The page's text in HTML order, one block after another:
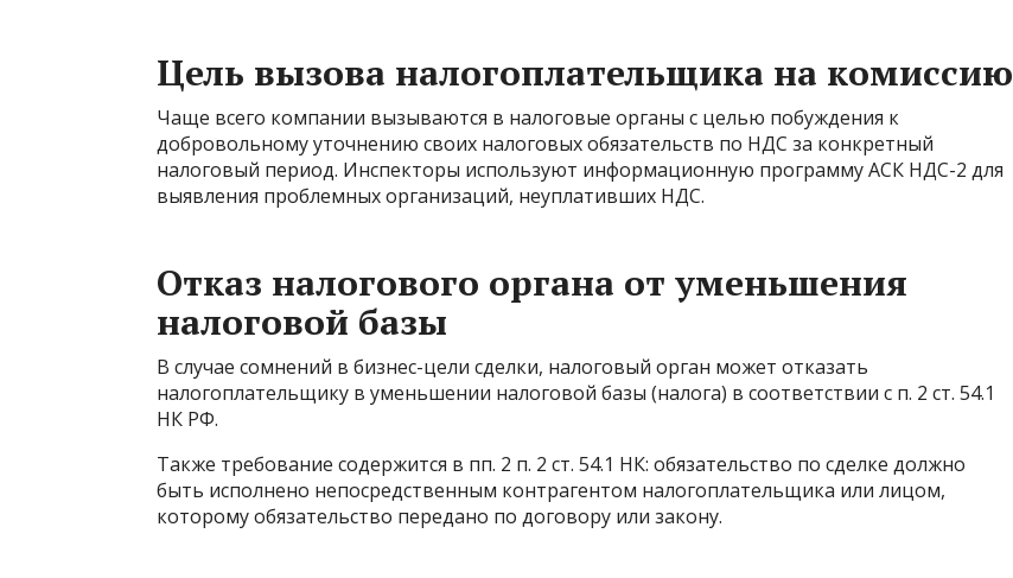
Цель вызова налогоплательщика на комиссию
Чаще всего компании вызываются в налоговые органы с целью побуждения к
добровольному уточнению своих налоговых обязательств по НДС за конкретный
налоговый период. Инспекторы используют информационную программу АСК НДС-2 для
выявления проблемных организаций, неуплативших НДС.
Отказ налогового органа от уменьшения
налоговой базы
В случае сомнений в бизнес-цели сделки, налоговый орган может отказать
налогоплательщику в уменьшении налоговой базы (налога) в соответствии с п. 2 ст. 54.1
НК РФ.
Также требование содержится в пп. 2 п. 2 ст. 54.1 НК: обязательство по сделке должно
быть исполнено непосредственным контрагентом налогоплательщика или лицом,
которому обязательство передано по договору или закону.